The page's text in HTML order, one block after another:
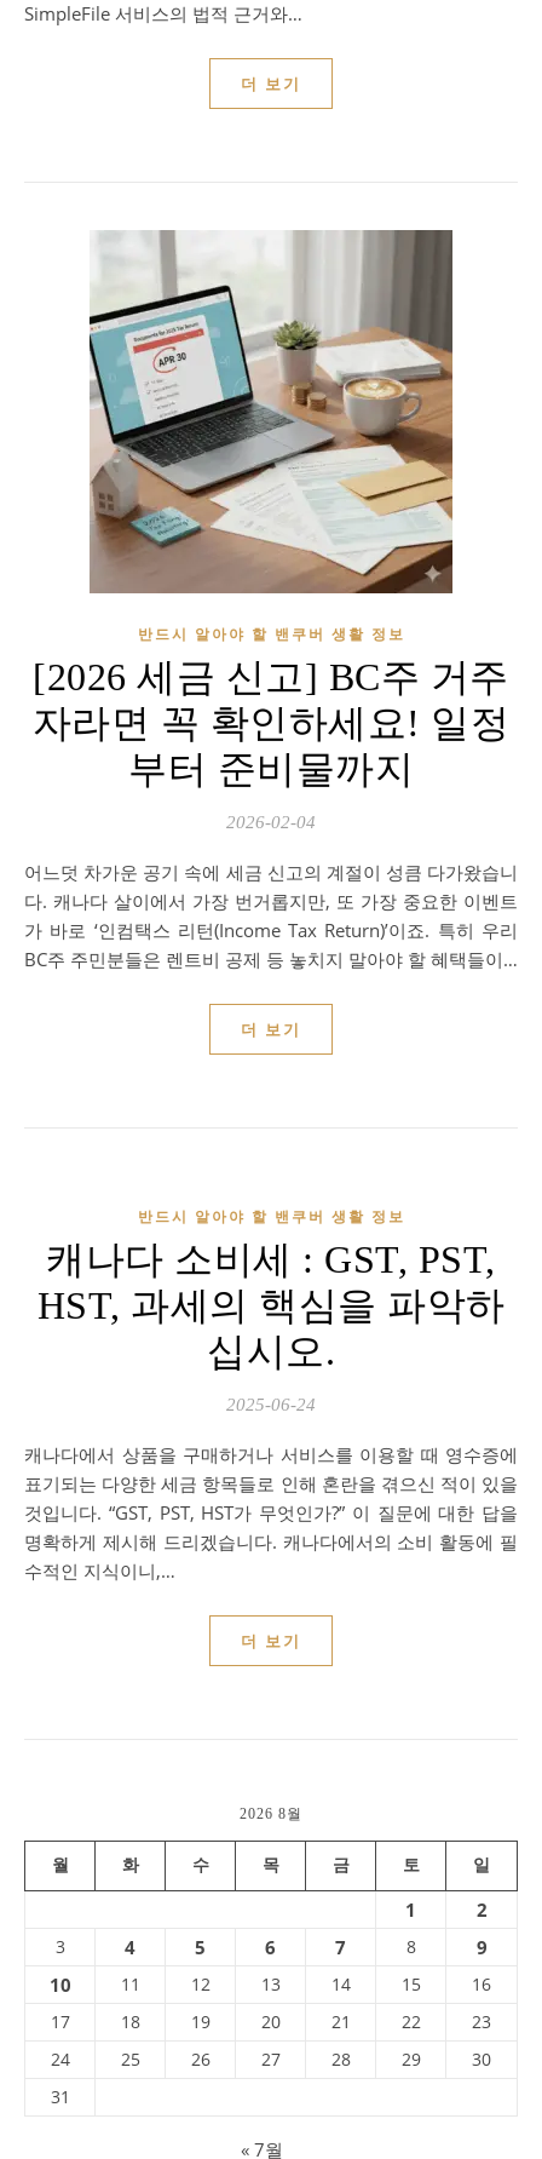
SimpleFile 서비스의 법적 근거와…
더 보기
반드시 알아야 할 밴쿠버 생활 정보
[2026 세금 신고] BC주 거주
자라면 꼭 확인하세요! 일정
부터 준비물까지
2026-02-04
어느덧 차가운 공기 속에 세금 신고의 계절이 성큼 다가왔습니
다. 캐나다 살이에서 가장 번거롭지만, 또 가장 중요한 이벤트
가 바로 ‘인컴택스 리턴(Income Tax Return)’이죠. 특히 우리
BC주 주민분들은 렌트비 공제 등 놓치지 말아야 할 혜택들이…
더 보기
반드시 알아야 할 밴쿠버 생활 정보
캐나다 소비세 : GST, PST,
HST, 과세의 핵심을 파악하
십시오.
2025-06-24
캐나다에서 상품을 구매하거나 서비스를 이용할 때 영수증에
표기되는 다양한 세금 항목들로 인해 혼란을 겪으신 적이 있을
것입니다. “GST, PST, HST가 무엇인가?” 이 질문에 대한 답을
명확하게 제시해 드리겠습니다. 캐나다에서의 소비 활동에 필
수적인 지식이니,…
더 보기
2026 8월
월 화 수 목 금 토 일
1 2
3 4 5 6 7 8
9
10
11 12 13 14 15
16
17
18 19 20 21 22
23
24
25 26 27 28 29
30
31
« 7월